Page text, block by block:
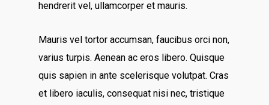
hendrerit vel, ullamcorper et mauris.
Mauris vel tortor accumsan, faucibus orci non,
varius turpis. Aenean ac eros libero. Quisque
quis sapien in ante scelerisque volutpat. Cras
et libero iaculis, consequat nisi nec, tristique